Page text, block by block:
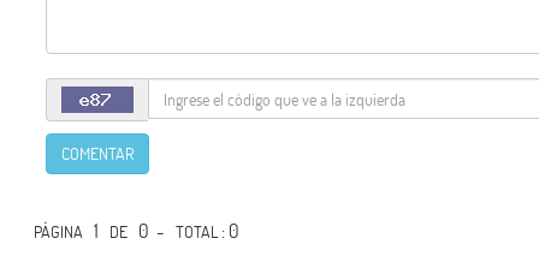
COMENTAR
PÁGINA 1 DE 0 -TOTAL: 0